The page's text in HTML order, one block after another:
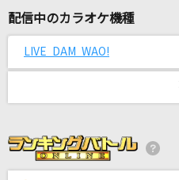
secret base～君がくれ
[生音]Make-up Shadow
もう一度
配信中のカラオケ機種
LIVE DAM WAO!